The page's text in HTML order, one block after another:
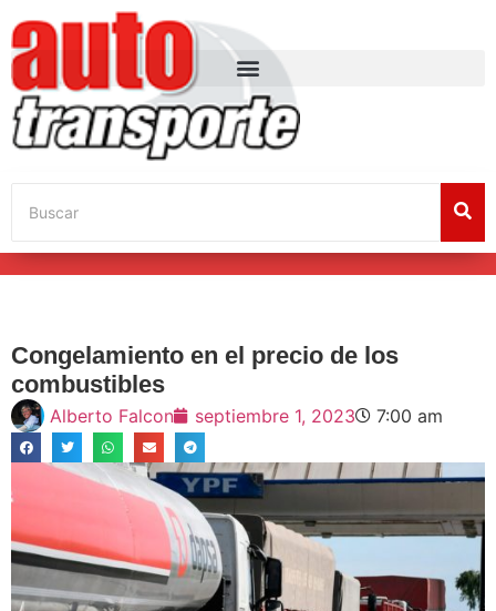
Congelamiento en el precio de los
combustibles
Alberto Falcon septiembre 1, 2023 7:00 am